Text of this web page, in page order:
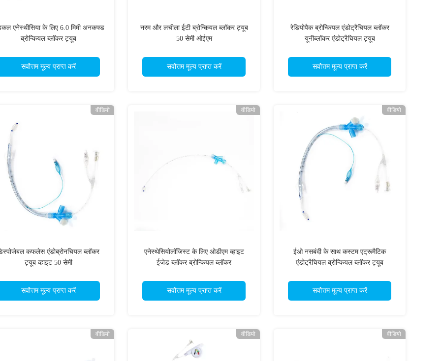
एनेस्थीसिया के लिए 6.0 मिमी अनकफ्ड
ब्रोन्कियल ब्लॉकर ट्यूब
सर्वोत्तम मूल्य प्राप्त करें
नरम और लचीला ईटी ब्रोन्कियल ब्लॉकर ट्यूब
50 सेमी ओईएम
सर्वोत्तम मूल्य प्राप्त करें
रेडियोपैक ब्रोन्कियल एंडोट्रैचियल ब्लॉकर
यूनीब्लॉकर एंडोट्रैचियल ट्यूब
सर्वोत्तम मूल्य प्राप्त करें
वीडियो
कफलेस एंडोब्रोनचियल ब्लॉकर
ट्यूब व्हाइट 50 सेमी
सर्वोत्तम मूल्य प्राप्त करें
वीडियो
एनेस्थेसियोलॉजिस्ट के लिए ओडीएम व्हाइट
ईजेड ब्लॉकर ब्रोन्कियल ब्लॉकर
सर्वोत्तम मूल्य प्राप्त करें
वीडियो
ईओ नसबंदी के साथ कस्टम एट्रूमैटिक
एंडोट्रैचियल ब्रोन्कियल ब्लॉकर ट्यूब
सर्वोत्तम मूल्य प्राप्त करें
वीडियो वीडियो वीडियो